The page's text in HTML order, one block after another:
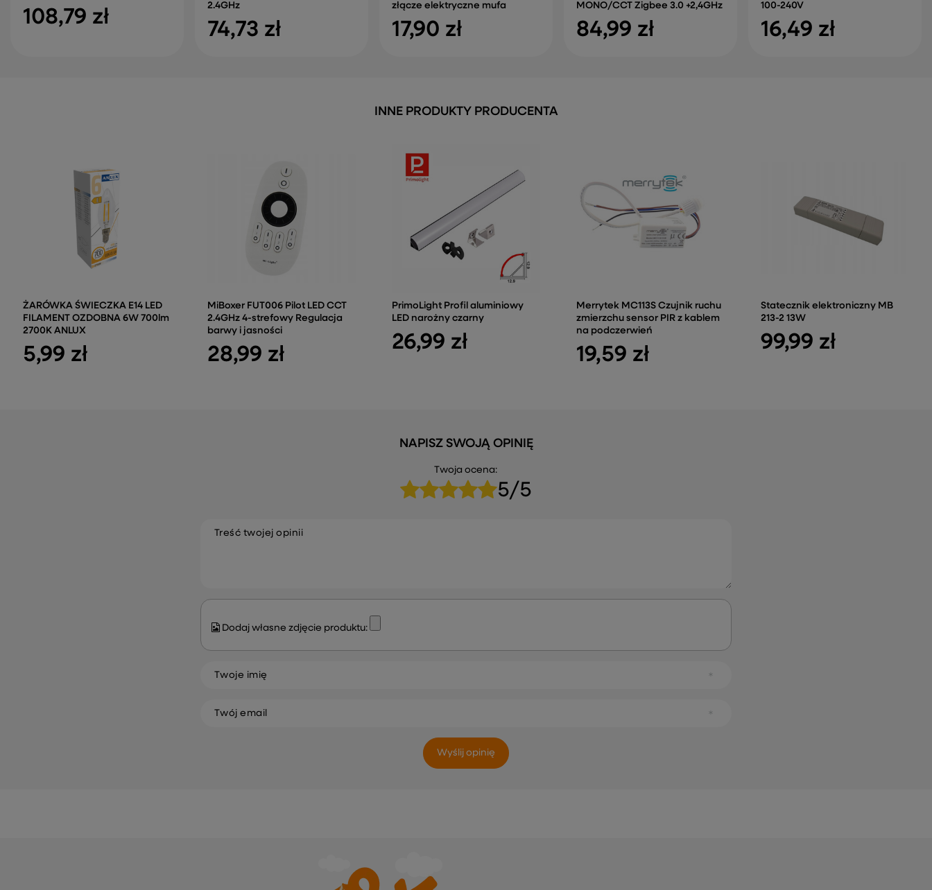
108,79 zł
2.4GHz
74,73 zł
złącze elektryczne mufa
17,90 zł
MONO/CCT Zigbee 3.0 +2,4GHz
84,99 zł
100-240V
16,49 zł
INNE PRODUKTY PRODUCENTA
ŻARÓWKA ŚWIECZKA E14 LED
FILAMENT OZDOBNA 6W 700lm
2700K ANLUX
5,99 zł
MiBoxer FUT006 Pilot LED CCT
2.4GHz 4-strefowy Regulacja
barwy i jasności
28,99 zł
PrimoLight Profil aluminiowy
LED narożny czarny
26,99 zł
Merrytek MC113S Czujnik ruchu
zmierzchu sensor PIR z kablem
na podczerwień
19,59 zł
Statecznik elektroniczny MB
213-2 13W
99,99 zł
NAPISZ SWOJĄ OPINIĘ
Twoja ocena:
5/5
Treść twojej opinii
Dodaj własne zdjęcie produktu:
Twoje imię
Twój email
Wyślij opinię